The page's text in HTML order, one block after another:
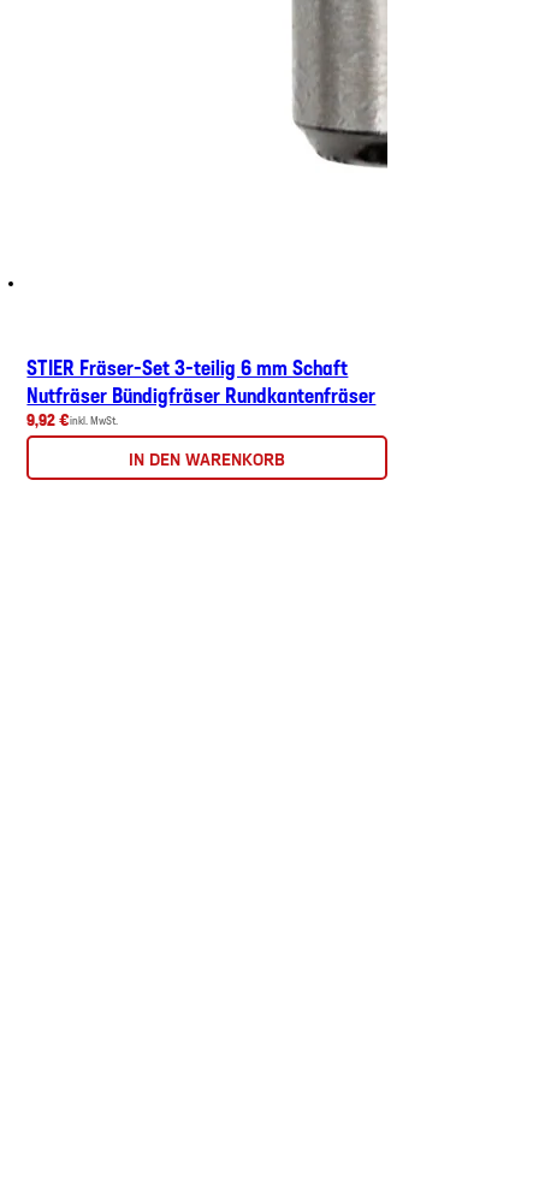
STIER Fräser-Set 3-teilig 6 mm Schaft
Nutfräser Bündigfräser Rundkantenfräser
9,92 €inkl. MwSt.
IN DEN WARENKORB